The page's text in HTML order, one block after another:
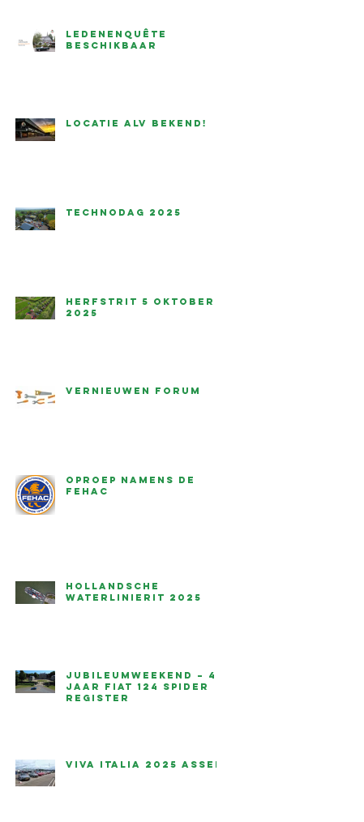
Ledenenquête
beschikbaar
Locatie ALV bekend!
Technodag 2025
Herfstrit 5 oktober
2025
Vernieuwen forum
Oproep namens de
FEHAC
Hollandsche
waterlinierit 2025
Jubileumweekend – 45
jaar Fiat 124 Spider
Register
Viva Italia 2025 Assen